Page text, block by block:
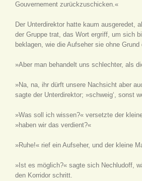
Gouvernement zurückzuschicken.«
Der Unterdirektor hatte kaum ausgeredet,
der Gruppe trat, das Wort ergriff, um sich
beklagen, wie die Aufseher sie ohne Grund
»Aber man behandelt uns schlechter, als
»Na, na, ihr dürft unsere Nachsicht aber
sagte der Unterdirektor; »schweig‘, sonst
»Was soll ich wissen?« versetzte der
»haben wir das verdient?«
»Ruhe!« rief ein Aufseher, und der kleine
»Ist es möglich?« sagte sich Nechludoff,
den Korridor schritt.